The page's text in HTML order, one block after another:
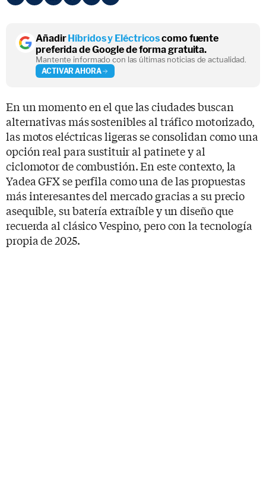
AñadirHíbridos y Eléctricoscomo fuente
preferida de Google de forma gratuita.
Mantente informado con las últimas noticias de actualidad.
ACTIVAR AHORA
En un momento en el que las ciudades buscan
alternativas más sostenibles al tráfico motorizado,
las motos eléctricas ligeras se consolidan como una
opción real para sustituir al patinete y al
ciclomotor de combustión. En este contexto, la
Yadea GFX se perfila como una de las propuestas
más interesantes del mercado gracias a su precio
asequible, su batería extraíble y un diseño que
recuerda al clásico Vespino, pero con la tecnología
propia de 2025.